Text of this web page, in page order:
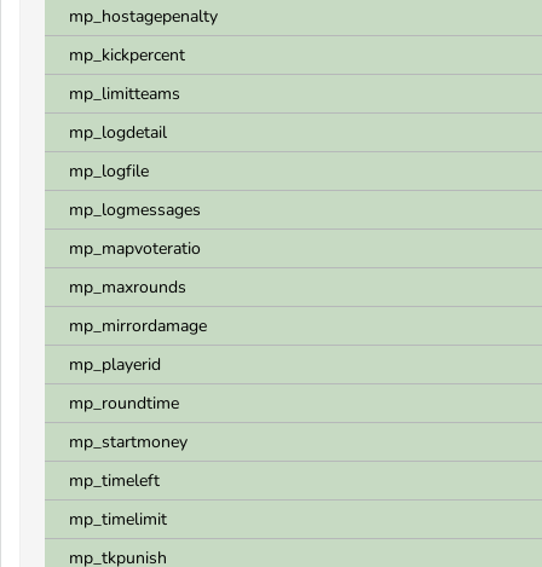
mp_hostagepenalty
mp_kickpercent
mp_limitteams
mp_logdetail
mp_logfile
mp_logmessages
mp_mapvoteratio
mp_maxrounds
mp_mirrordamage
mp_playerid
mp_roundtime
mp_startmoney
mp_timeleft
mp_timelimit
mp_tkpunish